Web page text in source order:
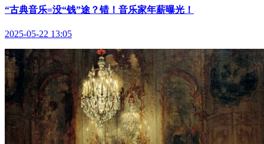
“古典音乐=没“钱”途？错！音乐家年薪曝光！
2025-05-22 13:05